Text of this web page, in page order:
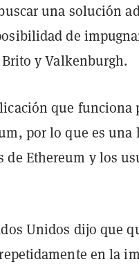
una solución
de
y Valkenburgh.
que funciona
por lo que es una
de Ethereum y los
Unidos dijo que
en la